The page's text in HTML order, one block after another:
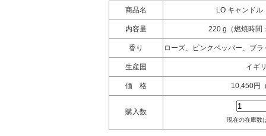
商品名 LO キャンド
内容量 220 g（燃焼時間
香り ローズ、ピンクペッパー、ブ
生産国 イギ
価 格 10,450円
購入数
現在の在庫数